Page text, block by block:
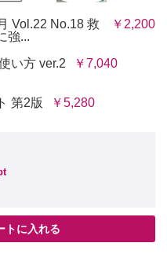
Vol.22 No.18 救
強...
￥2,200
い方 ver.2 ￥7,040
第2版 ￥5,280
トに入れる